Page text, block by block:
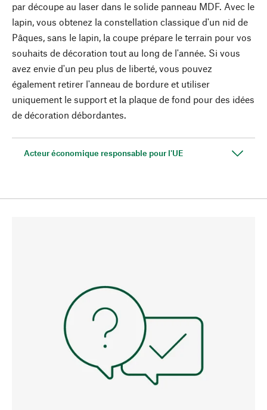
par découpe au laser dans le solide panneau MDF. Avec le
lapin, vous obtenez la constellation classique d'un nid de
Pâques, sans le lapin, la coupe prépare le terrain pour vos
souhaits de décoration tout au long de l'année. Si vous
avez envie d'un peu plus de liberté, vous pouvez
également retirer l'anneau de bordure et utiliser
uniquement le support et la plaque de fond pour des idées
de décoration débordantes.
Acteur économique responsable pour l'UE